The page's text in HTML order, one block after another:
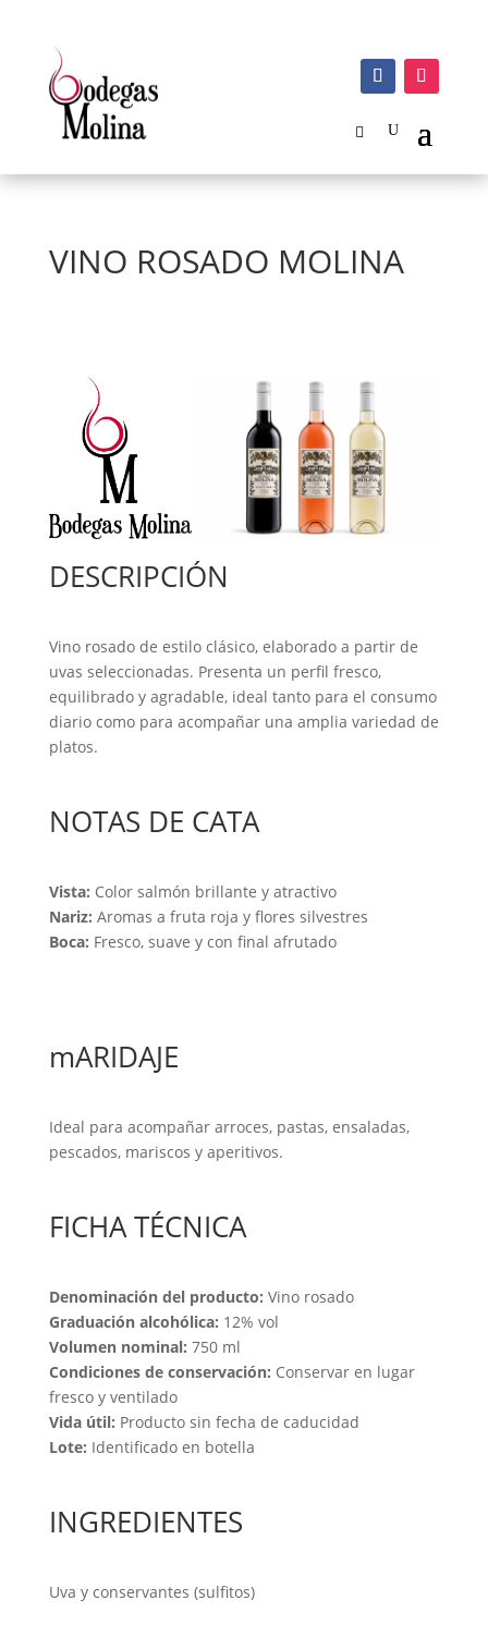
VINO ROSADO MOLINA
DESCRIPCIÓN
Vino rosado de estilo clásico, elaborado a partir de
uvas seleccionadas. Presenta un perfil fresco,
equilibrado y agradable, ideal tanto para el consumo
diario como para acompañar una amplia variedad de
platos.
NOTAS DE CATA
Vista: Color salmón brillante y atractivo
Nariz: Aromas a fruta roja y flores silvestres
Boca: Fresco, suave y con final afrutado
mARIDAJE
Ideal para acompañar arroces, pastas, ensaladas,
pescados, mariscos y aperitivos.
FICHA TÉCNICA
Denominación del producto: Vino rosado
Graduación alcohólica: 12% vol
Volumen nominal: 750 ml
Condiciones de conservación: Conservar en lugar
fresco y ventilado
Vida útil: Producto sin fecha de caducidad
Lote: Identificado en botella
INGREDIENTES
Uva y conservantes (sulfitos)